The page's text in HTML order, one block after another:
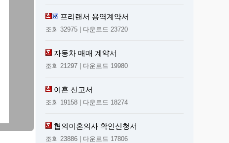
프리랜서 용역계약서
조회 32975 | 다운로드 23720
자동차 매매 계약서
조회 21297 | 다운로드 19980
이혼 신고서
조회 19158 | 다운로드 18274
협의이혼의사 확인신청서
조회 23886 | 다운로드 17806